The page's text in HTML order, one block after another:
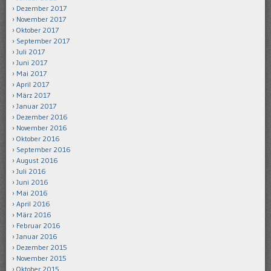
Dezember 2017
November 2017
Oktober 2017
September 2017
Juli 2017
Juni 2017
Mai 2017
April 2017
März 2017
Januar 2017
Dezember 2016
November 2016
Oktober 2016
September 2016
August 2016
Juli 2016
Juni 2016
Mai 2016
April 2016
März 2016
Februar 2016
Januar 2016
Dezember 2015
November 2015
Oktober 2015